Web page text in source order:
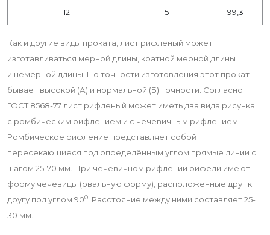
12 5 99,3
Как и другие виды проката, лист рифленый может
изготавливаться мерной длины, кратной мерной длины
и немерной длины. По точности изготовления этот прокат
бывает высокой (А) и нормальной (Б) точности. Согласно
ГОСТ 8568-77 лист рифленый может иметь два вида рисунка:
с ромбическим рифлением и с чечевичным рифлением.
Ромбическое рифление представляет собой
пересекающиеся под определённым углом прямые линии с
шагом 25-70 мм. При чечевичном рифлении рифели имеют
форму чечевицы (овальную форму), расположенные друг к
другу под углом 900. Расстояние между ними составляет 25-
30 мм.